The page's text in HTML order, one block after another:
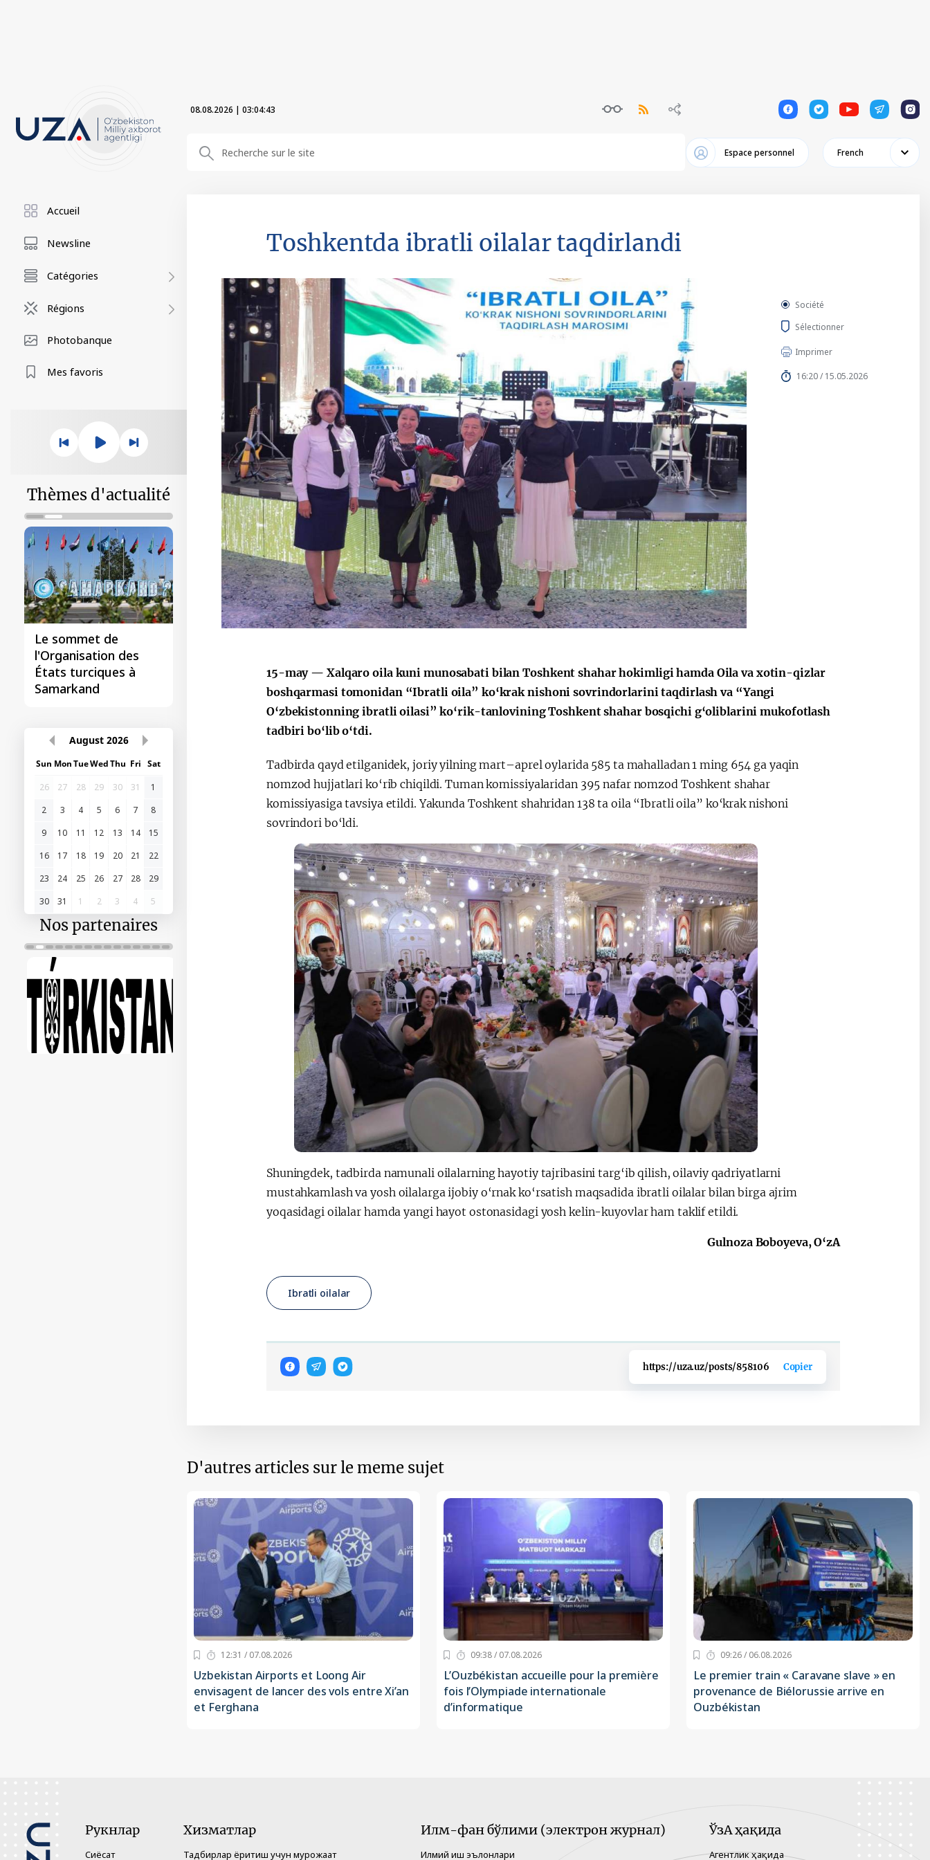
08.08.2026 | 03:04:44 1 1 1 1 1
Espace personnel French
Accueil
Newsline
Catégories
Régions
Photobanque
Mes favoris
Thèmes d'actualité
Le sommet de
l'Organisation des
États turciques à
Samarkand
August 2026
Sun MonTueWedThu Fri Sat
26
27 28 29 30 31
1
2
3 4 5 6 7
8
9
10 11 12 13 14
15
16
17 18 19 20 21
22
23
24 25 26 27 28
29
30
31 1 2 3 4 5
Nos partenaires
Toshkentda ibratli oilalar taqdirlandi
Société
Sélectionner
Imprimer
16:20 / 15.05.2026
15-may — Xalqaro oila kuni munosabati bilan Toshkent shahar hokimligi hamda Oila va xotin-qizlar
boshqarmasi tomonidan “Ibratli oila” ko‘krak nishoni sovrindorlarini taqdirlash va “Yangi
O‘zbekistonning ibratli oilasi” ko‘rik-tanlovining Toshkent shahar bosqichi g‘oliblarini mukofotlash
tadbiri bo‘lib o‘tdi.
Tadbirda qayd etilganidek, joriy yilning mart–aprel oylarida 585 ta mahalladan 1 ming 654 ga yaqin
nomzod hujjatlari ko‘rib chiqildi. Tuman komissiyalaridan 395 nafar nomzod Toshkent shahar
komissiyasiga tavsiya etildi. Yakunda Toshkent shahridan 138 ta oila “Ibratli oila” ko‘krak nishoni
sovrindori bo‘ldi.
Shuningdek, tadbirda namunali oilalarning hayotiy tajribasini targ‘ib qilish, oilaviy qadriyatlarni
mustahkamlash va yosh oilalarga ijobiy o‘rnak ko‘rsatish maqsadida ibratli oilalar bilan birga ajrim
yoqasidagi oilalar hamda yangi hayot ostonasidagi yosh kelin-kuyovlar ham taklif etildi.
Gulnoza Boboyeva, O‘zA
Ibratli oilalar
https://uza.uz/posts/858106 Copier
D'autres articles sur le meme sujet
12:31 / 07.08.2026
Uzbekistan Airports et Loong Air
envisagent de lancer des vols entre Xi’an
et Ferghana
09:38 / 07.08.2026
L’Ouzbékistan accueille pour la première
fois l’Olympiade internationale
d’informatique
09:26 / 06.08.2026
Le premier train « Caravane slave » en
provenance de Biélorussie arrive en
Ouzbékistan
Рукнлар
Сиёсат
Хизматлар
Тадбирлар ёритиш учун мурожаат
Илм-фан бўлими (электрон журнал)
Илмий иш эълонлари
ЎзА ҳақида
Агентлик ҳақида